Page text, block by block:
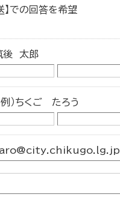
】での回答を希望
後 太郎
）ちくご たろう
taro@city.chikugo.lg.jp